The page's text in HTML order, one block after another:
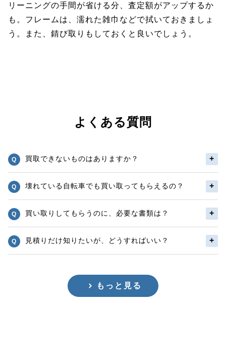
リーニングの手間が省ける分、査定額がアップするか
も。フレームは、濡れた雑巾などで拭いておきましょ
う。また、錆び取りもしておくと良いでしょう。
よくある質問
買取できないものはありますか？
壊れている自転車でも買い取ってもらえるの？
買い取りしてもらうのに、必要な書類は？
見積りだけ知りたいが、どうすればいい？
もっと見る